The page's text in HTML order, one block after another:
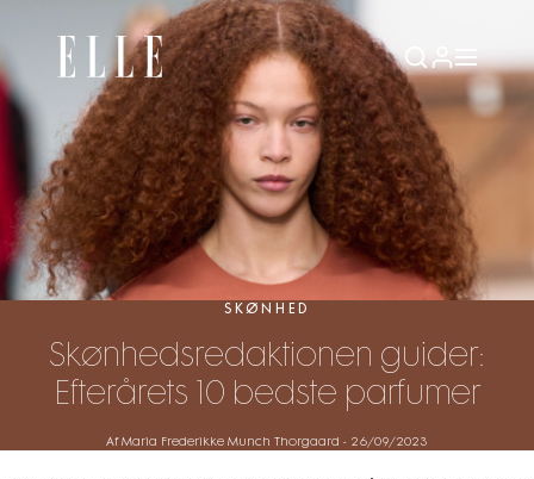
SKØNHED
Skønhedsredaktionen guider:
Efterårets 10 bedste parfumer
Af Maria Frederikke Munch Thorgaard - 26/09/2023